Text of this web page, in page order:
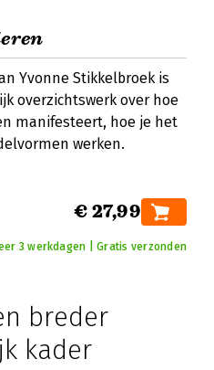
Yvonne Stikkelbroek is
overzichtswerk over hoe
manifesteert, hoe je het
werken.
€ 27,99
3 werkdagen | Gratis verzonden
breder
kader